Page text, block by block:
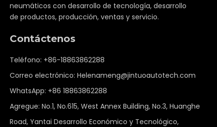
neumáticos con desarrollo de tecnología, desarrollo
de productos, producción, ventas y servicio.
Contáctenos
Teléfono: +86-18863862288
Correo electrónico: Helenameng@jintuoautotech.com
WhatsApp: +86 18863862288
Agregue: No.1, No.615, West Annex Building, No.3, Huanghe
Road, Yantai Desarrollo Económico y Tecnológico,